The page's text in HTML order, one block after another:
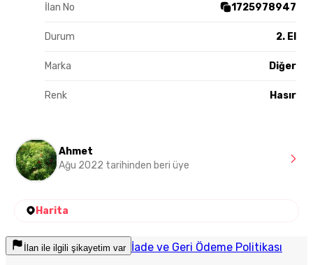
İlan No 1725978947
Durum 2. El
Marka Diğer
Renk Hasır
Ahmet
Ağu 2022 tarihinden beri üye
Harita
İlan ile ilgili şikayetim var İade ve Geri Ödeme Politikası